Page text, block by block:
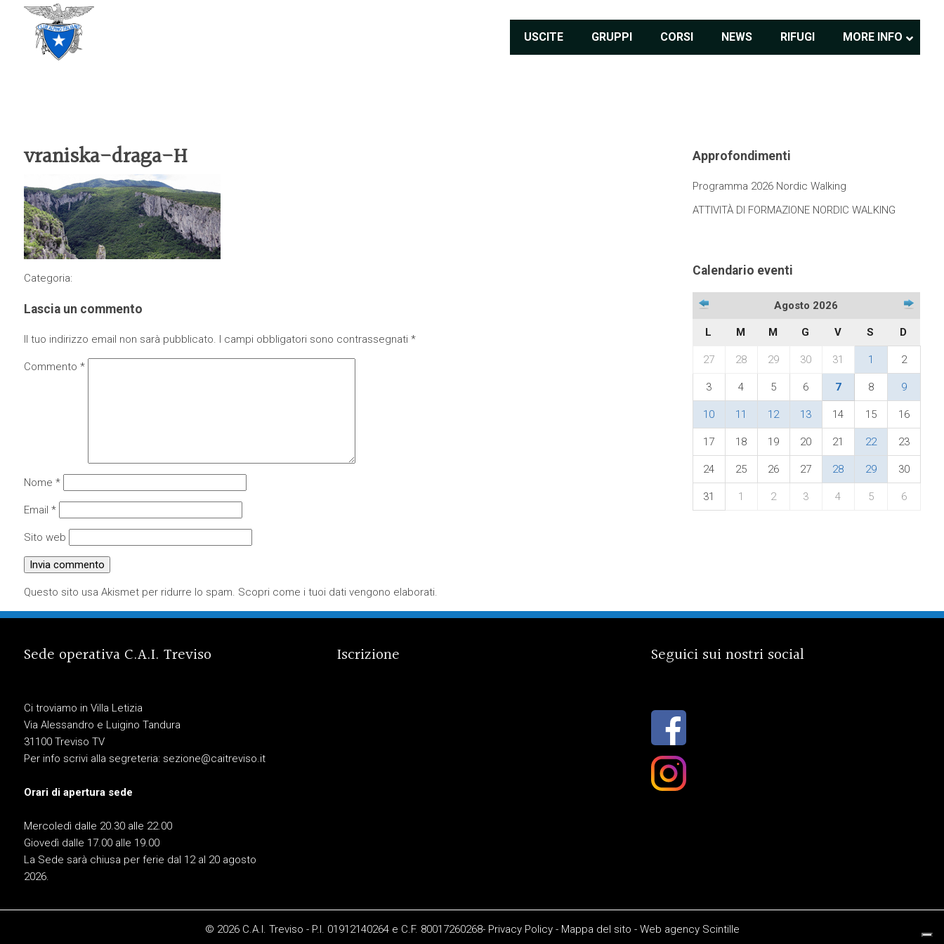
USCITE GRUPPI CORSI NEWS RIFUGI MORE INFO
vraniska-draga-H
Categoria:
Lascia un commento
Il tuo indirizzo email non sarà pubblicato. I campi obbligatori sono contrassegnati *
Commento *
Nome *
Email *
Sito web
Questo sito usa Akismet per ridurre lo spam. Scopri come i tuoi dati vengono elaborati.
Approfondimenti
Programma 2026 Nordic Walking
ATTIVITÀ DI FORMAZIONE NORDIC WALKING
Calendario eventi
Agosto 2026
L M M G V S D
27 28 29 30 31 1 2
3 4 5 6 7 8 9
10 11 12 13 14 15 16
17 18 19 20 21 22 23
24 25 26 27 28 29 30
31 1 2 3 4 5 6
Sede operativa C.A.I. Treviso
Ci troviamo in Villa Letizia
Via Alessandro e Luigino Tandura
31100 Treviso TV
Per info scrivi alla segreteria: sezione@caitreviso.it
Orari di apertura sede
Mercoledì dalle 20.30 alle 22.00
Giovedì dalle 17.00 alle 19.00
La Sede sarà chiusa per ferie dal 12 al 20 agosto
2026.
Iscrizione Seguici sui nostri social
© 2026 C.A.I. Treviso - P.I. 01912140264 e C.F. 80017260268- Privacy Policy- Mappa del sito - Web agency Scintille